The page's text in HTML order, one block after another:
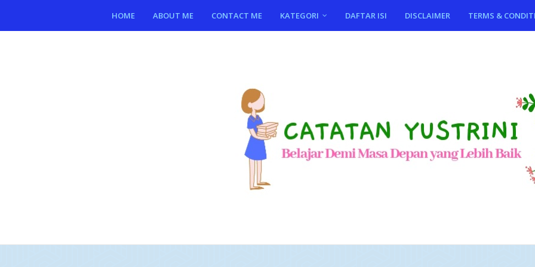
HOME ABOUT ME CONTACT ME KATEGORI DAFTAR ISI DISCLAIMER TERMS &